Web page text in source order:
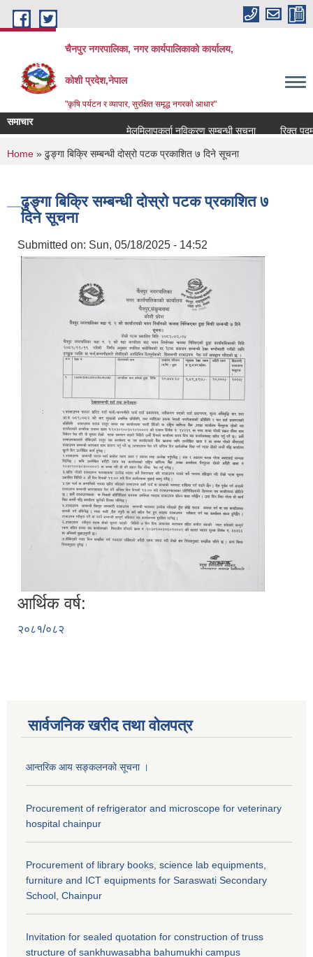
Skip to main content
चैनपुर नगरपालिका, नगर कार्यपालिकाको कार्यालय,
कोशी प्रदेश,नेपाल
"कृषि पर्यटन र व्यापार, सुरक्षित समृद्ध नगरकाे आधार"
समाचार
मेलमिलापकर्ता नविकरण सम्बन्धी सूचना
रिक्त पदमा
You are here
Home » ढुङ्गा बिक्रि सम्बन्धी दोस्रो पटक प्रकाशित ७ दिने सूचना
ढुङ्गा बिक्रि सम्बन्धी दोस्रो पटक प्रकाशित ७
दिने सूचना
Submitted on: Sun, 05/18/2025 - 14:52
आर्थिक वर्ष:
२०८१/०८२
सार्वजनिक खरीद तथा वाेलपत्र
आन्तरिक आय सङ्कलनको सूचना ।
Procurement of refrigerator and microscope for veterinary
hospital chainpur
Procurement of library books, science lab equipments,
furniture and ICT equipments for Saraswati Secondary
School, Chainpur
Invitation for sealed quotation for construction of truss
structure of sankhuwasabha bahumukhi campus